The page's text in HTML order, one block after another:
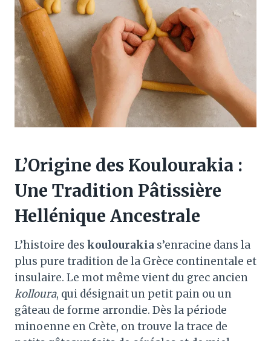
L’Origine des Koulourakia :
Une Tradition Pâtissière
Hellénique Ancestrale
L’histoire des koulourakia s’enracine dans la
plus pure tradition de la Grèce continentale et
insulaire. Le mot même vient du grec ancien
kolloura, qui désignait un petit pain ou un
gâteau de forme arrondie. Dès la période
minoenne en Crète, on trouve la trace de